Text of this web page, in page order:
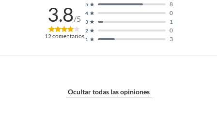
3.8/5
12comentarios 1 3
2 0
3 1
4 0
5 8
Ocultar todas las opiniones